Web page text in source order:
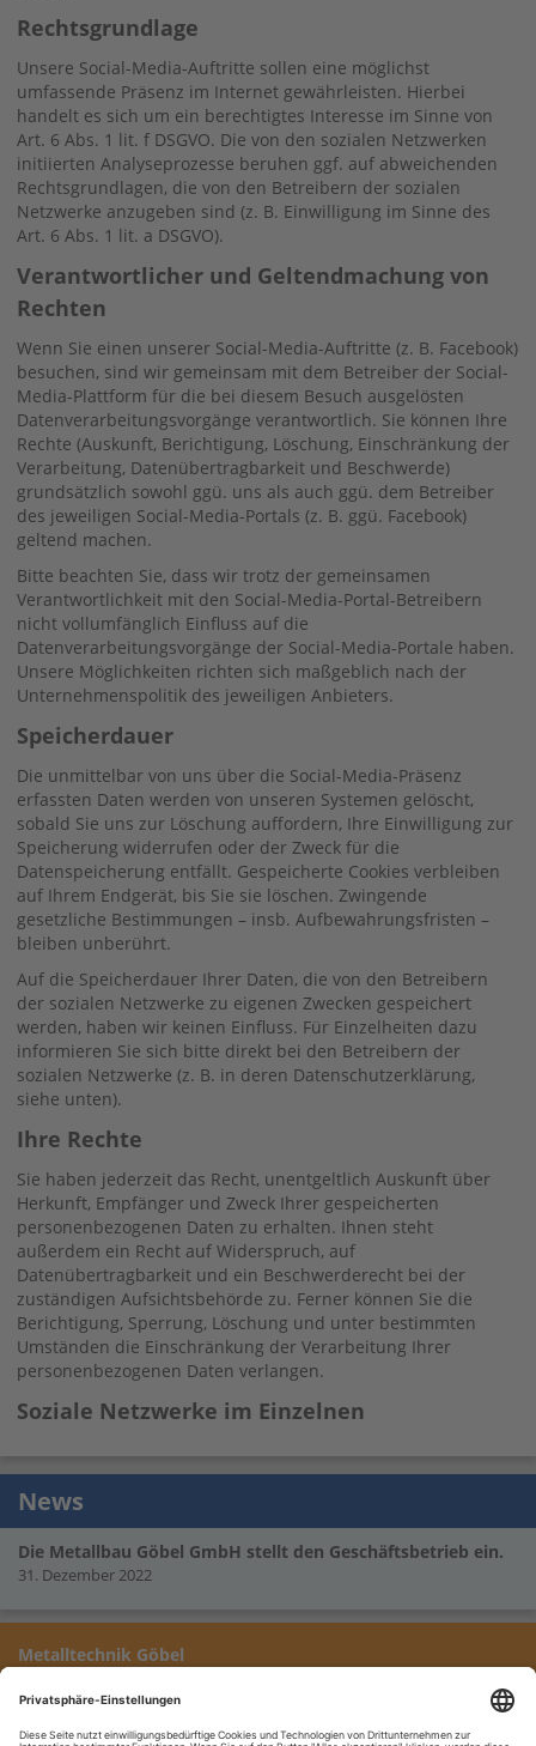
Rechtsgrundlage
Unsere Social-Media-Auftritte sollen eine möglichst
umfassende Präsenz im Internet gewährleisten. Hierbei
handelt es sich um ein berechtigtes Interesse im Sinne von
Art. 6 Abs. 1 lit. f DSGVO. Die von den sozialen Netzwerken
initiierten Analyseprozesse beruhen ggf. auf abweichenden
Rechtsgrundlagen, die von den Betreibern der sozialen
Netzwerke anzugeben sind (z. B. Einwilligung im Sinne des
Art. 6 Abs. 1 lit. a DSGVO).
Verantwortlicher und Geltendmachung von
Rechten
Wenn Sie einen unserer Social-Media-Auftritte (z. B. Facebook)
besuchen, sind wir gemeinsam mit dem Betreiber der Social-
Media-Plattform für die bei diesem Besuch ausgelösten
Datenverarbeitungsvorgänge verantwortlich. Sie können Ihre
Rechte (Auskunft, Berichtigung, Löschung, Einschränkung der
Verarbeitung, Datenübertragbarkeit und Beschwerde)
grundsätzlich sowohl ggü. uns als auch ggü. dem Betreiber
des jeweiligen Social-Media-Portals (z. B. ggü. Facebook)
geltend machen.
Bitte beachten Sie, dass wir trotz der gemeinsamen
Verantwortlichkeit mit den Social-Media-Portal-Betreibern
nicht vollumfänglich Einfluss auf die
Datenverarbeitungsvorgänge der Social-Media-Portale haben.
Unsere Möglichkeiten richten sich maßgeblich nach der
Unternehmenspolitik des jeweiligen Anbieters.
Speicherdauer
Die unmittelbar von uns über die Social-Media-Präsenz
erfassten Daten werden von unseren Systemen gelöscht,
sobald Sie uns zur Löschung auffordern, Ihre Einwilligung zur
Speicherung widerrufen oder der Zweck für die
Datenspeicherung entfällt. Gespeicherte Cookies verbleiben
auf Ihrem Endgerät, bis Sie sie löschen. Zwingende
gesetzliche Bestimmungen – insb. Aufbewahrungsfristen –
bleiben unberührt.
Auf die Speicherdauer Ihrer Daten, die von den Betreibern
der sozialen Netzwerke zu eigenen Zwecken gespeichert
werden, haben wir keinen Einfluss. Für Einzelheiten dazu
informieren Sie sich bitte direkt bei den Betreibern der
sozialen Netzwerke (z. B. in deren Datenschutzerklärung,
siehe unten).
Ihre Rechte
Sie haben jederzeit das Recht, unentgeltlich Auskunft über
Herkunft, Empfänger und Zweck Ihrer gespeicherten
personenbezogenen Daten zu erhalten. Ihnen steht
außerdem ein Recht auf Widerspruch, auf
Datenübertragbarkeit und ein Beschwerderecht bei der
zuständigen Aufsichtsbehörde zu. Ferner können Sie die
Berichtigung, Sperrung, Löschung und unter bestimmten
Umständen die Einschränkung der Verarbeitung Ihrer
personenbezogenen Daten verlangen.
Soziale Netzwerke im Einzelnen
News
Die Metallbau Göbel GmbH stellt den Geschäftsbetrieb ein.
31. Dezember 2022
Metalltechnik Göbel
Wir empfehlen Metalltechnik Göbel